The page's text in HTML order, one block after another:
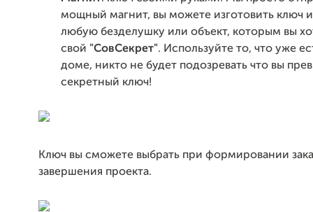
мощный магнит, вы можете изготовить ключ и
любую безделушку или объект, которым вы
свой "СовСекрет". Используйте то, что уже
доме, никто не будет подозревать что вы
секретный ключ!
Ключ вы сможете выбрать при формировании
завершения проекта.